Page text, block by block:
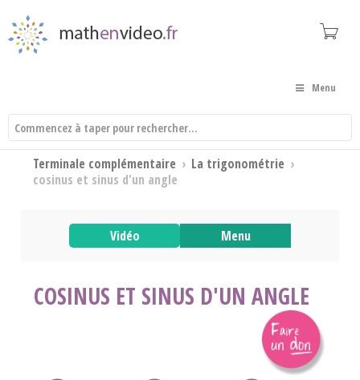
Menu
Terminale complémentaire › La trigonométrie ›
cosinus et sinus d'un angle
Vidéo Menu
COSINUS ET SINUS D'UN ANGLE